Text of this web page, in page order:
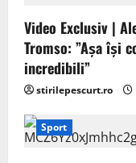
Video Exclusiv |
Tromso: ”Așa își
incredibili”
stirilepescurt.ro
Sport